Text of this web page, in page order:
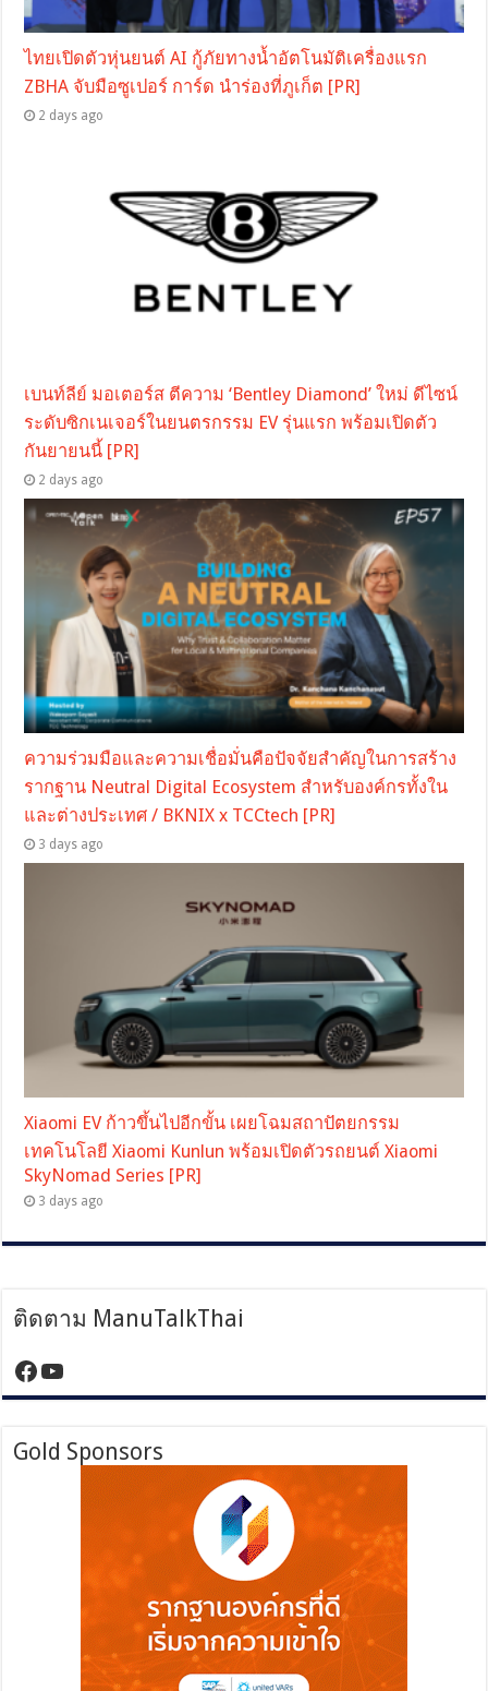
ไทยเปิดตัวหุ่นยนต์ AI กู้ภัยทางน้ำอัตโนมัติเครื่องแรก
ZBHA จับมือซูเปอร์ การ์ด นำร่องที่ภูเก็ต [PR]
2 days ago
เบนท์ลีย์ มอเตอร์ส ตีความ ‘Bentley Diamond’ ใหม่ ดีไซน์
ระดับซิกเนเจอร์ในยนตรกรรม EV รุ่นแรก พร้อมเปิดตัว
กันยายนนี้ [PR]
2 days ago
ความร่วมมือและความเชื่อมั่นคือปัจจัยสำคัญในการสร้าง
รากฐาน Neutral Digital Ecosystem สำหรับองค์กรทั้งใน
และต่างประเทศ / BKNIX x TCCtech [PR]
3 days ago
Xiaomi EV ก้าวขึ้นไปอีกขั้น เผยโฉมสถาปัตยกรรม
เทคโนโลยี Xiaomi Kunlun พร้อมเปิดตัวรถยนต์ Xiaomi
SkyNomad Series [PR]
3 days ago
ติดตาม ManuTalkThai
https://www.facebook.com/
YouTube
Gold Sponsors